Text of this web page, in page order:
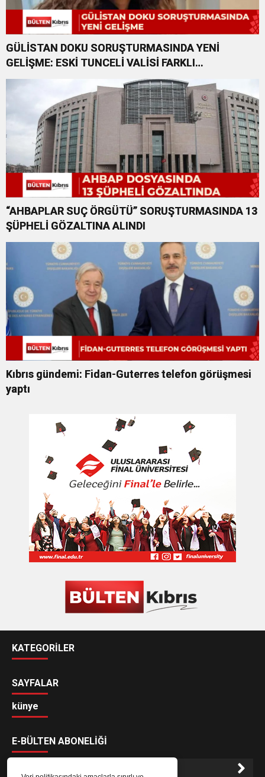
GÜLİSTAN DOKU SORUŞTURMASINDA YENİ
GELİŞME: ESKİ TUNCELİ VALİSİ FARKLI
SUÇLARDAN DA TUTUKLANDI
“AHBAPLAR SUÇ ÖRGÜTÜ” SORUŞTURMASINDA 13
ŞÜPHELİ GÖZALTINA ALINDI
Kıbrıs gündemi: Fidan-Guterres telefon görüşmesi
yaptı
KATEGORİLER
SAYFALAR
künye
E-BÜLTEN ABONELİĞİ